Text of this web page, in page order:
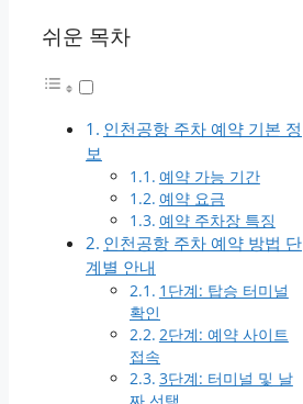
쉬운 목차
인천공항 주차 예약 기본 정
보
예약 가능 기간
예약 요금
예약 주차장 특징
인천공항 주차 예약 방법 단
계별 안내
1단계: 탑승 터미널
확인
2단계: 예약 사이트
접속
3단계: 터미널 및 날